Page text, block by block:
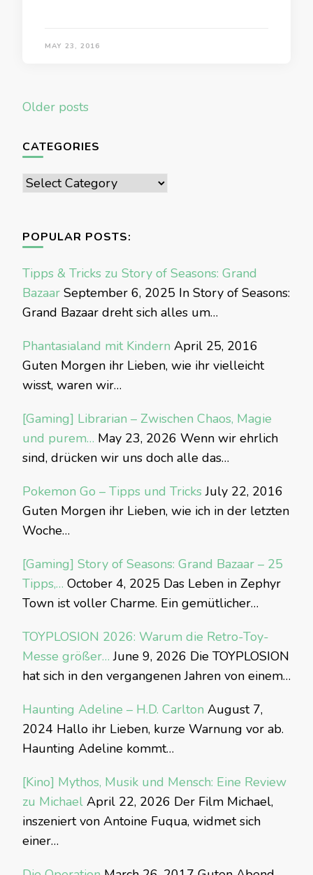
MAY 23, 2016
Posts
Older posts
CATEGORIES
Categories
POPULAR POSTS:
Tipps & Tricks zu Story of Seasons: Grand
Bazaar September 6, 2025 In Story of Seasons:
Grand Bazaar dreht sich alles um…
Phantasialand mit Kindern April 25, 2016
Guten Morgen ihr Lieben, wie ihr vielleicht
wisst, waren wir…
[Gaming] Librarian – Zwischen Chaos, Magie
und purem… May 23, 2026 Wenn wir ehrlich
sind, drücken wir uns doch alle das…
Pokemon Go – Tipps und Tricks July 22, 2016
Guten Morgen ihr Lieben, wie ich in der letzten
Woche…
[Gaming] Story of Seasons: Grand Bazaar – 25
Tipps,… October 4, 2025 Das Leben in Zephyr
Town ist voller Charme. Ein gemütlicher…
TOYPLOSION 2026: Warum die Retro-Toy-
Messe größer… June 9, 2026 Die TOYPLOSION
hat sich in den vergangenen Jahren von einem…
Haunting Adeline – H.D. Carlton August 7,
2024 Hallo ihr Lieben, kurze Warnung vor ab.
Haunting Adeline kommt…
[Kino] Mythos, Musik und Mensch: Eine Review
zu Michael April 22, 2026 Der Film Michael,
inszeniert von Antoine Fuqua, widmet sich
einer…